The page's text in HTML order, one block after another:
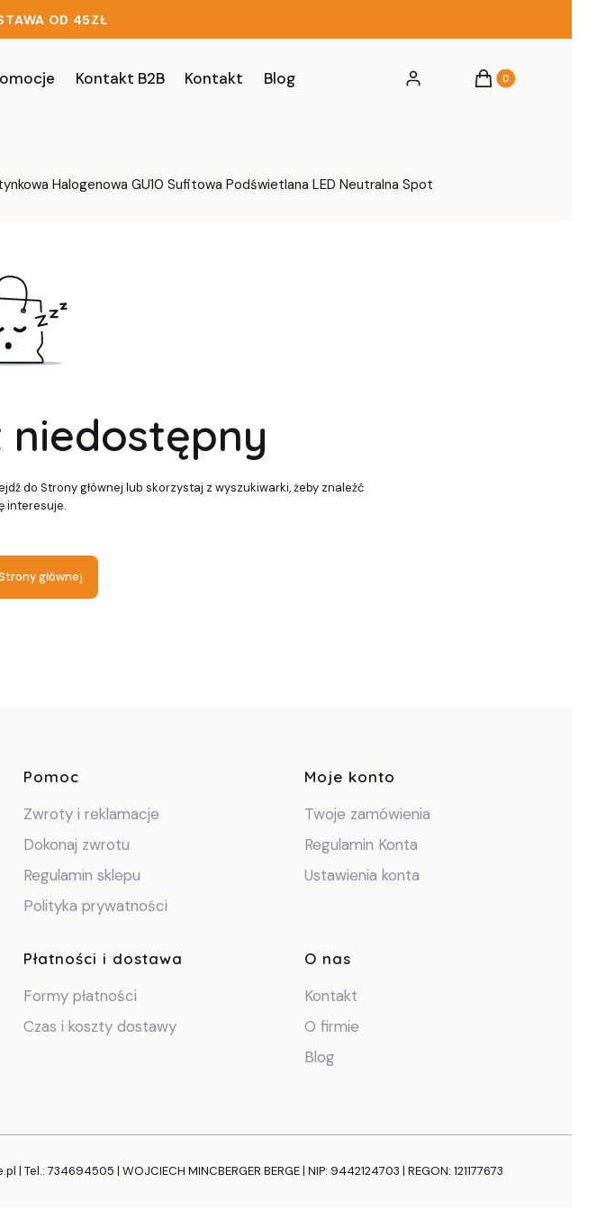
OD 45ZŁ
Kontakt B2B Kontakt Blog Zaloguj się Produkty w koszyku:
Koszyk
Halogenowa GU10 Sufitowa Podświetlana LED Neutralna Spot
do Strony głównej lub skorzystaj z wyszukiwarki, żeby znaleźć
interesuje.
głównej
Linki w stopce
Pomoc
Zwroty i reklamacje
Dokonaj zwrotu
Regulamin sklepu
Polityka prywatności
Moje konto
Twoje zamówienia
Regulamin Konta
Ustawienia konta
Płatności i dostawa
Formy płatności
Czas i koszty dostawy
O nas
Kontakt
O firmie
Blog
734694505 | WOJCIECH MINCBERGER BERGE | NIP: 9442124703 | REGON: 121177673